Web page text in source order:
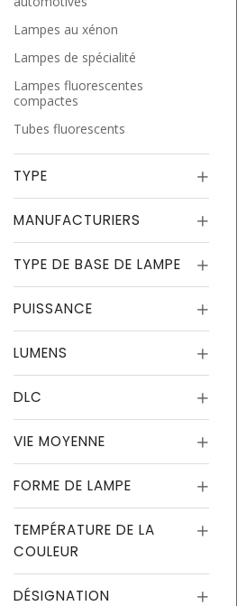
Lampes au xénon
Lampes de spécialité
Lampes fluorescentes
compactes
Tubes fluorescents
TYPE
MANUFACTURIERS
TYPE DE BASE DE LAMPE
PUISSANCE
LUMENS
DLC
VIE MOYENNE
FORME DE LAMPE
TEMPÉRATURE DE LA
COULEUR
DÉSIGNATION